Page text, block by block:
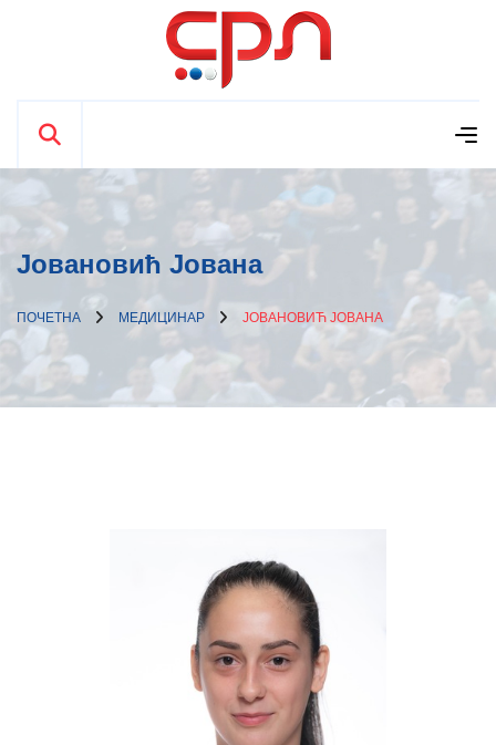
Јовановић Јована
ПОЧЕТНА МЕДИЦИНАР ЈОВАНОВИЋ ЈОВАНА